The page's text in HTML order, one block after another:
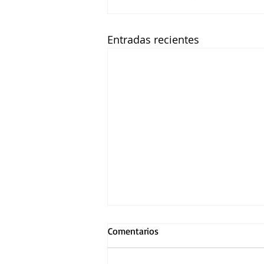
Entradas recientes
Comentarios